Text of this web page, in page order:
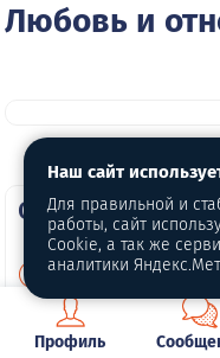
Любовь и
О портале
О нас
Для
Политика
Профиль
Наш сайт
Для правильной и
работы, сайт
Cookie, а так же
аналитики